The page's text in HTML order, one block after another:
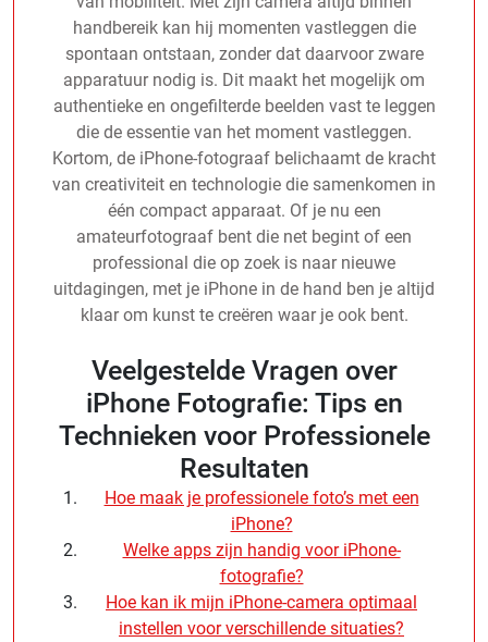
handbereik kan hij momenten vastleggen die
spontaan ontstaan, zonder dat daarvoor zware
apparatuur nodig is. Dit maakt het mogelijk om
authentieke en ongefilterde beelden vast te leggen
die de essentie van het moment vastleggen.
Kortom, de iPhone-fotograaf belichaamt de kracht
van creativiteit en technologie die samenkomen in
één compact apparaat. Of je nu een
amateurfotograaf bent die net begint of een
professional die op zoek is naar nieuwe
uitdagingen, met je iPhone in de hand ben je altijd
klaar om kunst te creëren waar je ook bent.
Veelgestelde Vragen over
iPhone Fotografie: Tips en
Technieken voor Professionele
Resultaten
Hoe maak je professionele foto’s met een
iPhone?
Welke apps zijn handig voor iPhone-
fotografie?
Hoe kan ik mijn iPhone-camera optimaal
instellen voor verschillende situaties?